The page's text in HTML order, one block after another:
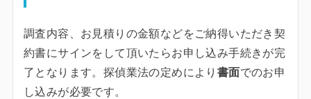
調査内容、お見積りの金額などをご納得いただき契
約書にサインをして頂いたらお申し込み手続きが完
了となります。探偵業法の定めにより 書面でのお申
し込みが必要です。